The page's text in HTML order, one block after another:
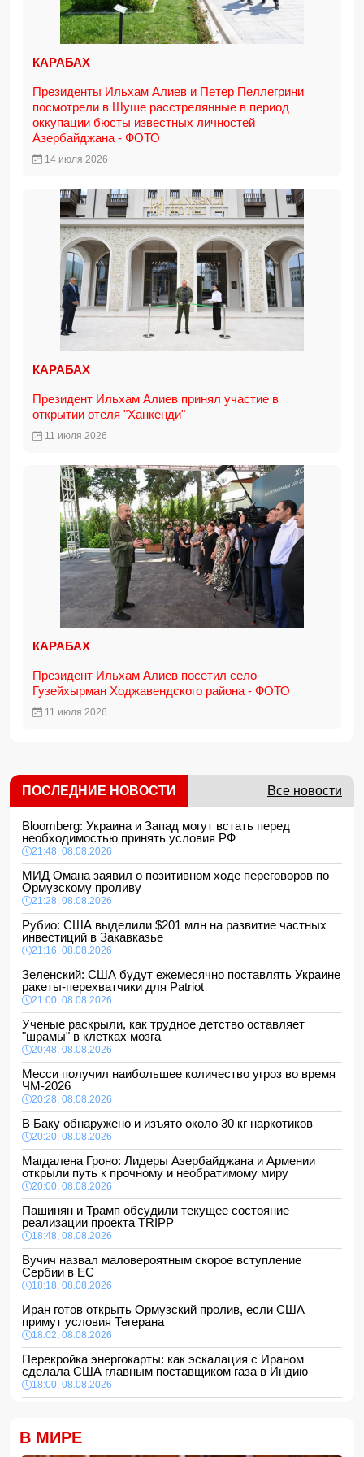
КАРАБАХ
Президенты Ильхам Алиев и Петер Пеллегрини
посмотрели в Шуше расстрелянные в период
оккупации бюсты известных личностей
Азербайджана - ФОТО
14 июля 2026
КАРАБАХ
Президент Ильхам Алиев принял участие в
открытии отеля "Ханкенди"
11 июля 2026
КАРАБАХ
Президент Ильхам Алиев посетил село
Гузейхырман Ходжавендского района - ФОТО
11 июля 2026
ПОСЛЕДНИЕ НОВОСТИ Все новости
Bloomberg: Украина и Запад могут встать перед
необходимостью принять условия РФ
21:48, 08.08.2026
МИД Омана заявил о позитивном ходе переговоров по
Ормузскому проливу
21:28, 08.08.2026
Рубио: США выделили $201 млн на развитие частных
инвестиций в Закавказье
21:16, 08.08.2026
Зеленский: США будут ежемесячно поставлять Украине
ракеты-перехватчики для Patriot
21:00, 08.08.2026
Ученые раскрыли, как трудное детство оставляет
"шрамы" в клетках мозга
20:48, 08.08.2026
Месси получил наибольшее количество угроз во время
ЧМ-2026
20:28, 08.08.2026
В Баку обнаружено и изъято около 30 кг наркотиков
20:20, 08.08.2026
Магдалена Гроно: Лидеры Азербайджана и Армении
открыли путь к прочному и необратимому миру
20:00, 08.08.2026
Пашинян и Трамп обсудили текущее состояние
реализации проекта TRIPP
18:48, 08.08.2026
Вучич назвал маловероятным скорое вступление
Сербии в ЕС
18:18, 08.08.2026
Иран готов открыть Ормузский пролив, если США
примут условия Тегерана
18:02, 08.08.2026
Перекройка энергокарты: как эскалация с Ираном
сделала США главным поставщиком газа в Индию
18:00, 08.08.2026
16:48, 08.08.2026
В МИРЕ